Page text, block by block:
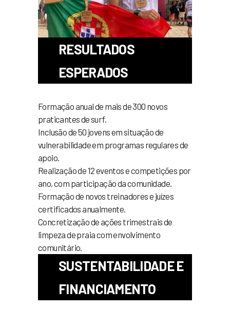
RESULTADOS
ESPERADOS
Formação anual de mais de 300 novos
praticantes de surf.
Inclusão de 50 jovens em situação de
vulnerabilidade em programas regulares de
apoio.
Realização de 12 eventos e competições por
ano, com participação da comunidade.
Formação de novos treinadores e juízes
certificados anualmente.
Concretização de ações trimestrais de
limpeza de praia com envolvimento
comunitário.
SUSTENTABILIDADE E
FINANCIAMENTO